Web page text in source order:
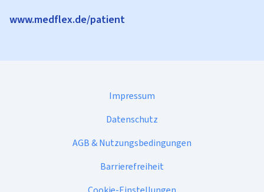
www.medflex.de/patient
Impressum
Datenschutz
AGB & Nutzungsbedingungen
Barrierefreiheit